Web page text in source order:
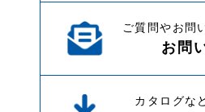
ご質問やお問
お問
カタログな